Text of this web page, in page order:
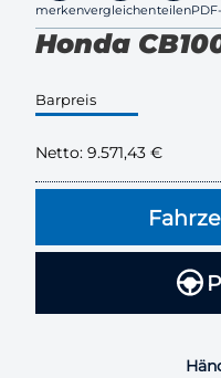
merkenvergleichenteilen
Honda
Barpreis
Netto: 9.571,43 €